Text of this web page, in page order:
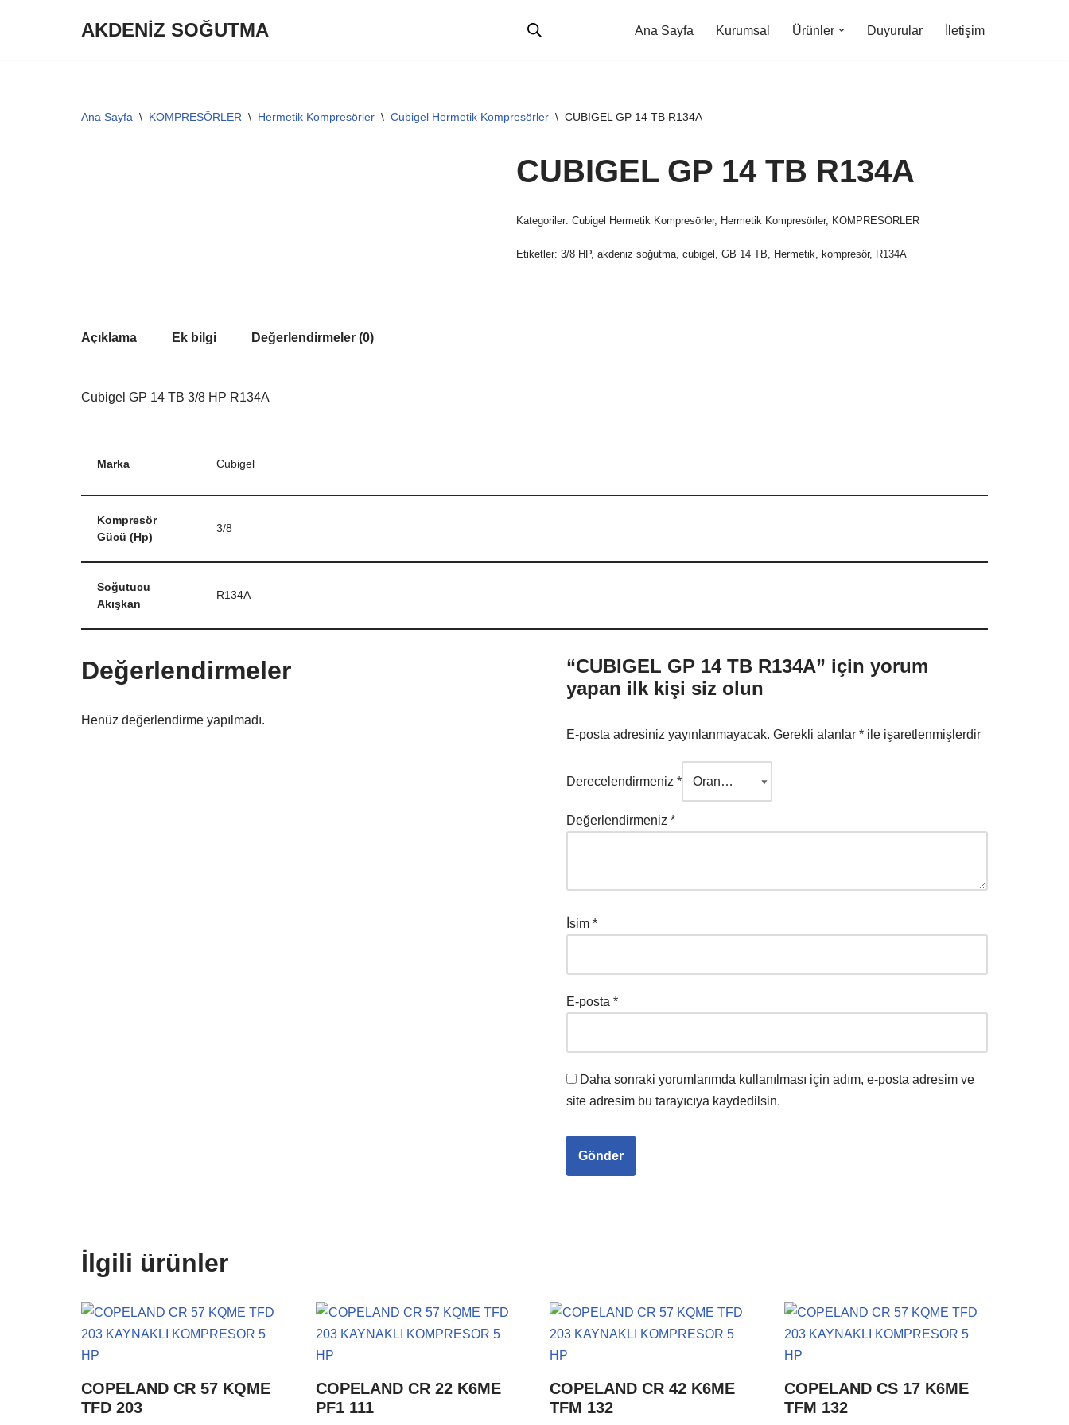
AKDENİZ SOĞUTMA Ana Sayfa Kurumsal Ürünler Duyurular İletişim
Ana Sayfa \ KOMPRESÖRLER \ Hermetik Kompresörler \ Cubigel Hermetik Kompresörler \ CUBIGEL GP 14 TB R134A
CUBIGEL GP 14 TB R134A
Kategoriler:Cubigel Hermetik Kompresörler, Hermetik Kompresörler, KOMPRESÖRLER
Etiketler:3/8 HP,akdeniz soğutma,cubigel ,GB 14 TB, Hermetik, kompresör, R134A
Açıklama Ek bilgi Değerlendirmeler (0)
Cubigel GP 14 TB 3/8 HP R134A
Marka Cubigel
Kompresör
Gücü (Hp)
3/8
Soğutucu
Akışkan
R134A
Değerlendirmeler
Henüz değerlendirme yapılmadı.
“CUBIGEL GP 14 TB R134A” için yorum
yapan ilk kişi siz olun
E-posta adresiniz yayınlanmayacak. Gerekli alanlar * ile işaretlenmişlerdir
Derecelendirmeniz *
Değerlendirmeniz *
İsim *
E-posta *
Daha sonraki yorumlarımda kullanılması için adım, e-posta adresim ve
site adresim bu tarayıcıya kaydedilsin.
İlgili ürünler
COPELAND CR 57 KQME
TFD 203
COPELAND CR 22 K6ME
PF1 111
COPELAND CR 42 K6ME
TFM 132
COPELAND CS 17 K6ME
TFM 132